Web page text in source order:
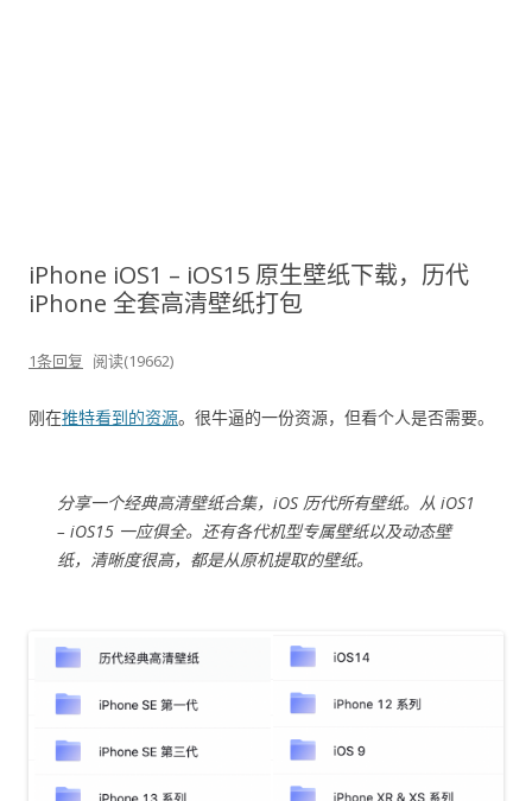
iPhone iOS1 – iOS15 原生壁纸下载，历代
iPhone 全套高清壁纸打包
1条回复 阅读(19662)
刚在推特看到的资源。很牛逼的一份资源，但看个人是否需要。
分享一个经典高清壁纸合集，iOS 历代所有壁纸。从 iOS1
– iOS15 一应俱全。还有各代机型专属壁纸以及动态壁
纸，清晰度很高，都是从原机提取的壁纸。